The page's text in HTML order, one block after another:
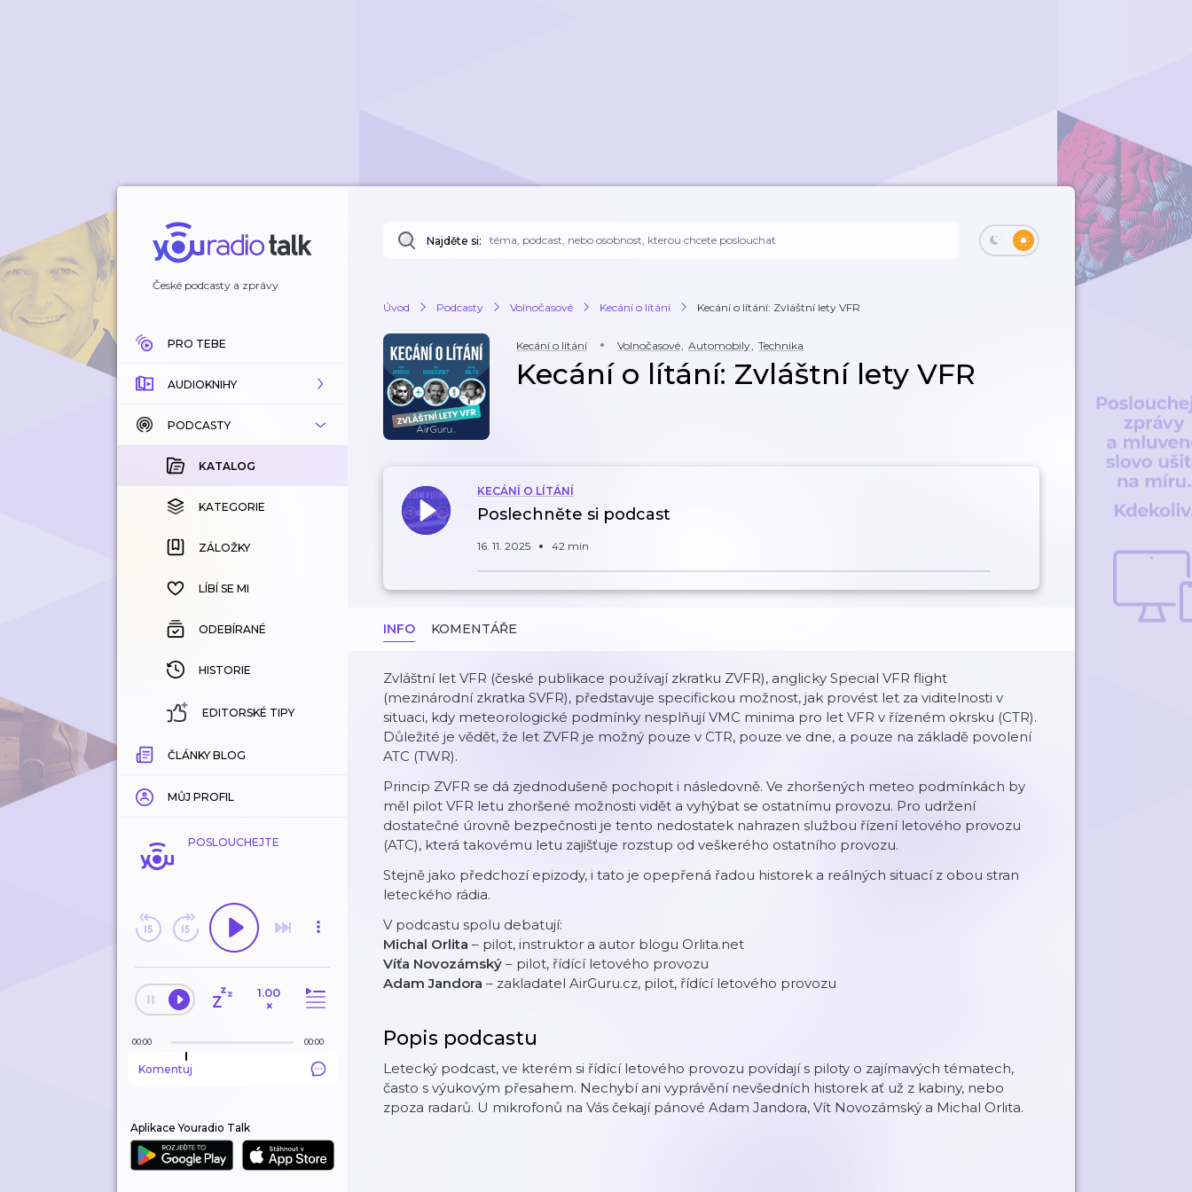
České podcasty a zprávy
PRO TEBE
AUDIOKNIHY
KATALOG
KOUPENÉ
KATEGORIE
ZÁLOŽKY
HISTORIE
PODCASTY
KATALOG
KATEGORIE
ZÁLOŽKY
LÍBÍ SE MI
ODEBÍRANÉ
HISTORIE
EDITORSKÉ TIPY
ČLÁNKY BLOG
MŮJ PROFIL
POSLOUCHEJTE
1.00
×
00:00 00:00
Komentuj
Aplikace Youradio Talk
Najděte si:
Úvod Podcasty Volnočasové Kecání o lítání Kecání o lítání: Zvláštní lety VFR
Kecání o lítání Volnočasové, Automobily, Technika
Kecání o lítání: Zvláštní lety VFR
KECÁNÍ O LÍTÁNÍ
Poslechněte si podcast
16. 11. 2025 42 min
INFO KOMENTÁŘE
Zvláštní let VFR (české publikace používají zkratku ZVFR), anglicky Special VFR flight
(mezinárodní zkratka SVFR), představuje specifickou možnost, jak provést let za viditelnosti v
situaci, kdy meteorologické podmínky nesplňují VMC minima pro let VFR v řízeném okrsku (CTR).
Důležité je vědět, že let ZVFR je možný pouze v CTR, pouze ve dne, a pouze na základě povolení
ATC (TWR).
Princip ZVFR se dá zjednodušeně pochopit i následovně. Ve zhoršených meteo podmínkách by
měl pilot VFR letu zhoršené možnosti vidět a vyhýbat se ostatnímu provozu. Pro udržení
dostatečné úrovně bezpečnosti je tento nedostatek nahrazen službou řízení letového provozu
(ATC), která takovému letu zajišťuje rozstup od veškerého ostatního provozu.
Stejně jako předchozí epizody, i tato je opepřená řadou historek a reálných situací z obou stran
leteckého rádia.
V podcastu spolu debatují:
Michal Orlita – pilot, instruktor a autor blogu Orlita.net
Víťa Novozámský – pilot, řídící letového provozu
Adam Jandora – zakladatel AirGuru.cz, pilot, řídící letového provozu
Popis podcastu
Letecký podcast, ve kterém si řídící letového provozu povídají s piloty o zajímavých tématech,
často s výukovým přesahem. Nechybí ani vyprávění nevšedních historek ať už z kabiny, nebo
zpoza radarů. U mikrofonů na Vás čekají pánové Adam Jandora, Vít Novozámský a Michal Orlita.